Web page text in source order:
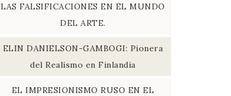
LAS FALSIFICACIONES EN EL MUNDO
DEL ARTE.
ELIN DANIELSON-GAMBOGI: Pionera
del Realismo en Finlandia
EL IMPRESIONISMO RUSO EN EL